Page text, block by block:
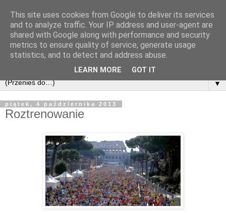
▼
piątek, 4 października 2013
Roztrenowanie
This site uses cookies from Google to deliver its services
and to analyze traffic. Your IP address and user-agent are
shared with Google along with performance and security
metrics to ensure quality of service, generate usage
statistics, and to detect and address abuse.
LEARN MORE GOT IT